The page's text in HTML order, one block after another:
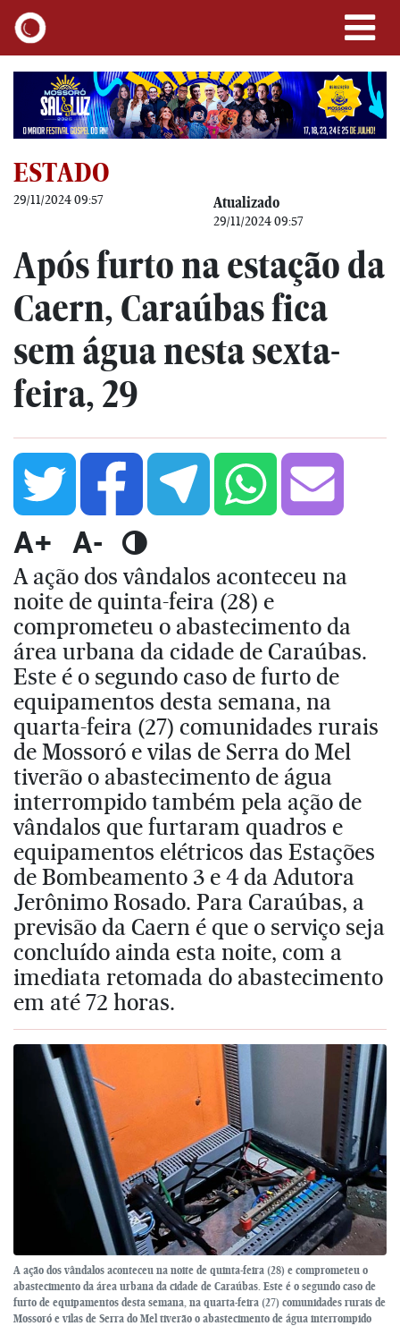
ESTADO
29/11/2024 09:57 Atualizado
29/11/2024 09:57
Após furto na estação da
Caern, Caraúbas fica
sem água nesta sexta-
feira, 29
A+ A-
A ação dos vândalos aconteceu na
noite de quinta-feira (28) e
comprometeu o abastecimento da
área urbana da cidade de Caraúbas.
Este é o segundo caso de furto de
equipamentos desta semana, na
quarta-feira (27) comunidades rurais
de Mossoró e vilas de Serra do Mel
tiverão o abastecimento de água
interrompido também pela ação de
vândalos que furtaram quadros e
equipamentos elétricos das Estações
de Bombeamento 3 e 4 da Adutora
Jerônimo Rosado. Para Caraúbas, a
previsão da Caern é que o serviço seja
concluído ainda esta noite, com a
imediata retomada do abastecimento
em até 72 horas.
A ação dos vândalos aconteceu na noite de quinta-feira (28) e comprometeu o
abastecimento da área urbana da cidade de Caraúbas. Este é o segundo caso de
furto de equipamentos desta semana, na quarta-feira (27) comunidades rurais de
Mossoró e vilas de Serra do Mel tiverão o abastecimento de água interrompido